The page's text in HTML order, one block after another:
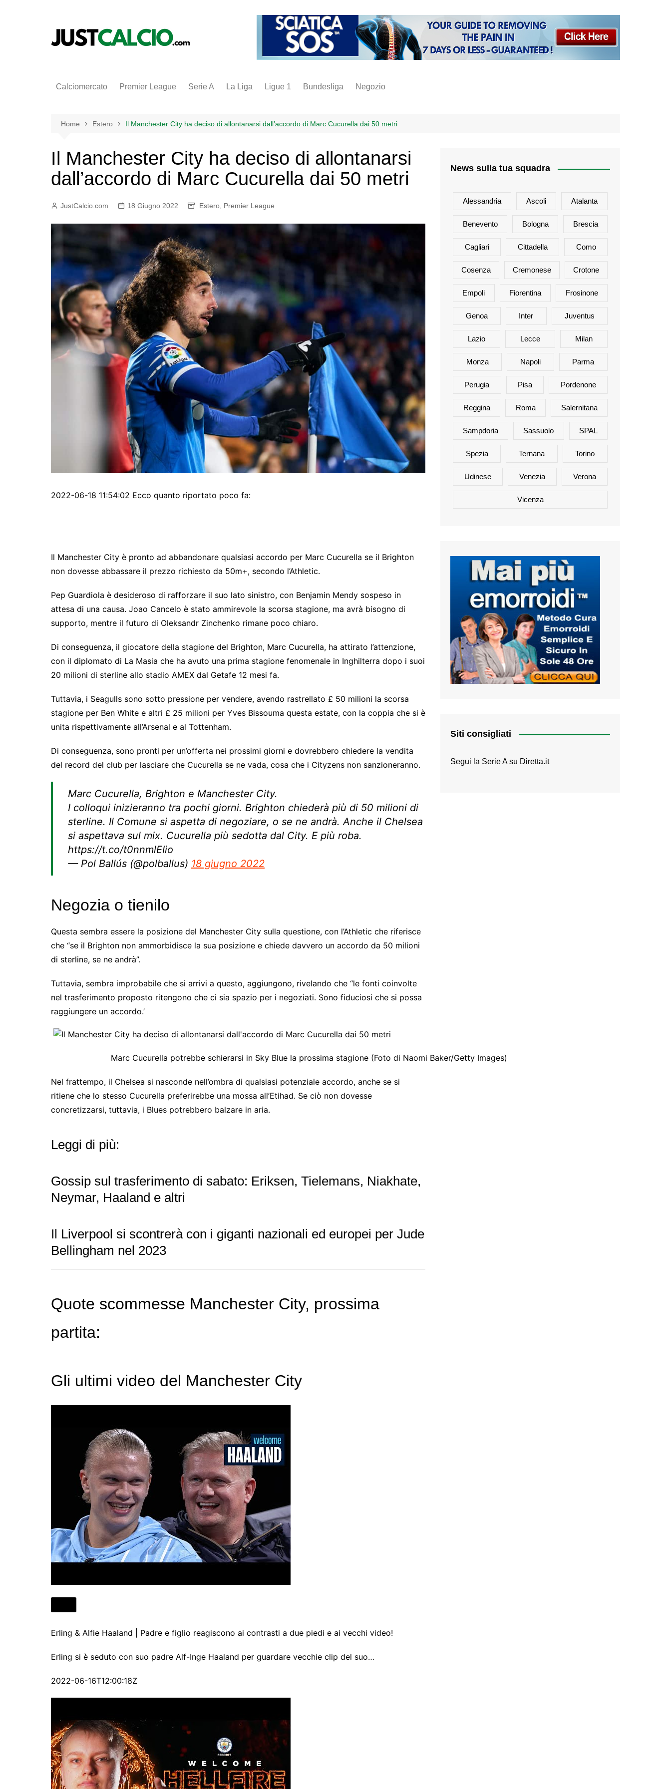
Calciomercato Premier League Serie A La Liga Ligue 1 Bundesliga Negozio
inter
napoli
vintage
Home Estero Il Manchester City ha deciso di allontanarsi dall’accordo di Marc Cucurella dai 50 metri
Il Manchester City ha deciso di allontanarsi
dall’accordo di Marc Cucurella dai 50 metri
JustCalcio.com 18 Giugno 2022 Estero Premier League
2022-06-18 11:54:02 Ecco quanto riportato poco fa:
Il Manchester City è pronto ad abbandonare qualsiasi accordo per Marc Cucurella se il Brighton
non dovesse abbassare il prezzo richiesto da 50m+, secondo l’Athletic.
Pep Guardiola è desideroso di rafforzare il suo lato sinistro, con Benjamin Mendy sospeso in
attesa di una causa. Joao Cancelo è stato ammirevole la scorsa stagione, ma avrà bisogno di
supporto, mentre il futuro di Oleksandr Zinchenko rimane poco chiaro.
Di conseguenza, il giocatore della stagione del Brighton, Marc Cucurella, ha attirato l’attenzione,
con il diplomato di La Masia che ha avuto una prima stagione fenomenale in Inghilterra dopo i suoi
20 milioni di sterline allo stadio AMEX dal Getafe 12 mesi fa.
Tuttavia, i Seagulls sono sotto pressione per vendere, avendo rastrellato £ 50 milioni la scorsa
stagione per Ben White e altri £ 25 milioni per Yves Bissouma questa estate, con la coppia che si è
unita rispettivamente all’Arsenal e al Tottenham.
Di conseguenza, sono pronti per un’offerta nei prossimi giorni e dovrebbero chiedere la vendita
del record del club per lasciare che Cucurella se ne vada, cosa che i Cityzens non sanzioneranno.
Marc Cucurella, Brighton e Manchester City.
I colloqui inizieranno tra pochi giorni. Brighton chiederà più di 50 milioni di
sterline. Il Comune si aspetta di negoziare, o se ne andrà. Anche il Chelsea
si aspettava sul mix. Cucurella più sedotta dal City. E più roba.
https://t.co/t0nnmlEIio
— Pol Ballús (@polballus) 18 giugno 2022
Negozia o tienilo
Questa sembra essere la posizione del Manchester City sulla questione, con l’Athletic che riferisce
che “se il Brighton non ammorbidisce la sua posizione e chiede davvero un accordo da 50 milioni
di sterline, se ne andrà”.
Tuttavia, sembra improbabile che si arrivi a questo, aggiungono, rivelando che “le fonti coinvolte
nel trasferimento proposto ritengono che ci sia spazio per i negoziati. Sono fiduciosi che si possa
raggiungere un accordo.’
Marc Cucurella potrebbe schierarsi in Sky Blue la prossima stagione (Foto di Naomi Baker/Getty Images)
Nel frattempo, il Chelsea si nasconde nell’ombra di qualsiasi potenziale accordo, anche se si
ritiene che lo stesso Cucurella preferirebbe una mossa all’Etihad. Se ciò non dovesse
concretizzarsi, tuttavia, i Blues potrebbero balzare in aria.
Leggi di più:
Gossip sul trasferimento di sabato: Eriksen, Tielemans, Niakhate,
Neymar, Haaland e altri
Il Liverpool si scontrerà con i giganti nazionali ed europei per Jude
Bellingham nel 2023
Quote scommesse Manchester City, prossima
partita:
Gli ultimi video del Manchester City
Erling & Alfie Haaland | Padre e figlio reagiscono ai contrasti a due piedi e ai vecchi video!
Erling si è seduto con suo padre Alf-Inge Haaland per guardare vecchie clip del suo…
2022-06-16T12:00:18Z
News sulla tua squadra
Alessandria Ascoli Atalanta
Benevento Bologna Brescia
Cagliari Cittadella Como
Cosenza Cremonese Crotone
Empoli Fiorentina Frosinone
Genoa Inter Juventus
Lazio Lecce Milan
Monza Napoli Parma
Perugia Pisa Pordenone
Reggina Roma Salernitana
Sampdoria Sassuolo SPAL
Spezia Ternana Torino
Udinese Venezia Verona
Vicenza
Siti consigliati
Segui la Serie A su Diretta.it